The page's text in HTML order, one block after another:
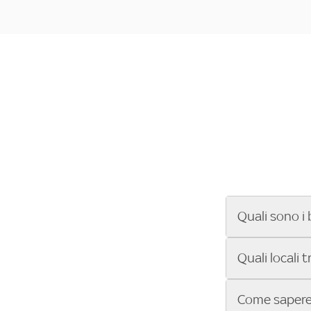
Quali sono i
Se cerchi un
ENILIVE, la
Sky Bar ti
Quali locali
Vuoi sapere
Come